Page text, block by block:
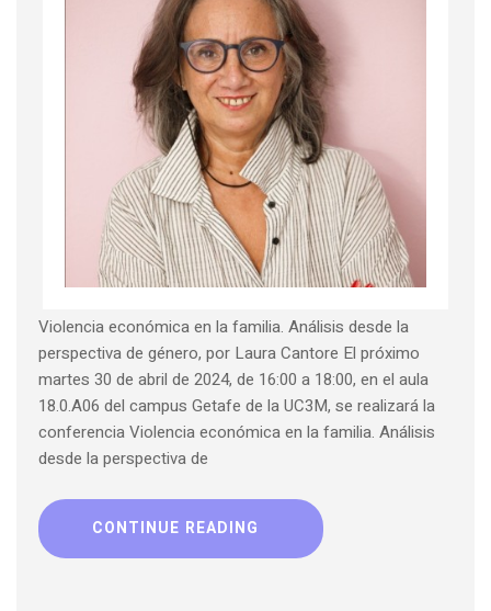
Violencia económica en la familia. Análisis desde la
perspectiva de género, por Laura Cantore El próximo
martes 30 de abril de 2024, de 16:00 a 18:00, en el aula
18.0.A06 del campus Getafe de la UC3M, se realizará la
conferencia Violencia económica en la familia. Análisis
desde la perspectiva de
CONTINUE READING